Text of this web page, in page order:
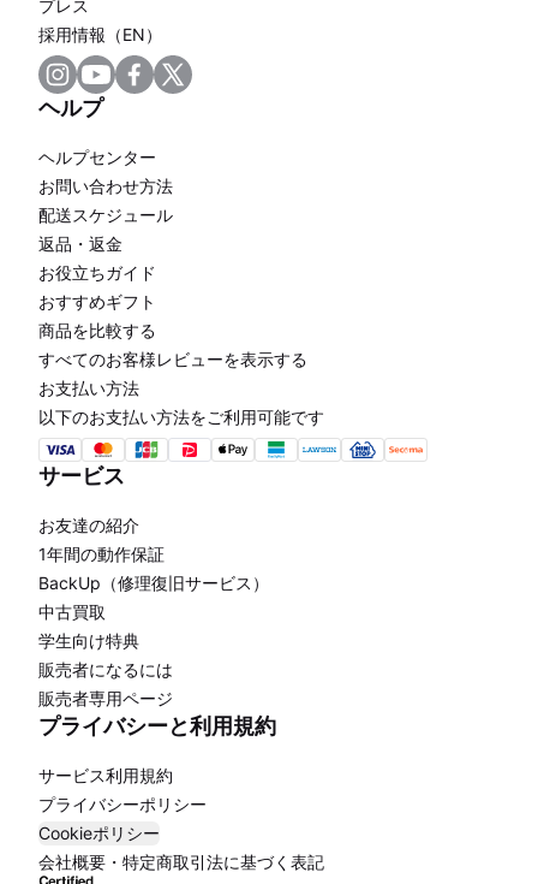
プレス
採用情報（EN）
ヘルプ
ヘルプセンター
お問い合わせ方法
配送スケジュール
返品・返金
お役立ちガイド
おすすめギフト
商品を比較する
すべてのお客様レビューを表示する
お支払い方法
以下のお支払い方法をご利用可能です
サービス
お友達の紹介
1年間の動作保証
BackUp（修理復旧サービス）
中古買取
学生向け特典
販売者になるには
販売者専用ページ
プライバシーと利用規約
サービス利用規約
プライバシーポリシー
Cookieポリシー
会社概要・特定商取引法に基づく表記